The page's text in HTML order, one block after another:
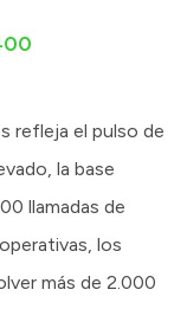
refleja el pulso de
la base
llamadas de
los
más de 2.000